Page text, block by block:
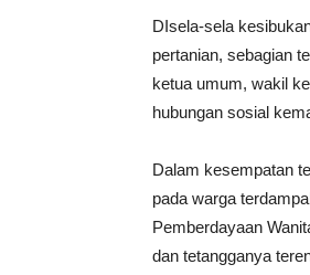
DIsela-sela
pertanian, sebagian
ketua umum, wakil
hubungan sosial
Dalam kesempatan
pada warga
Pemberdayaan
dan tetangganya